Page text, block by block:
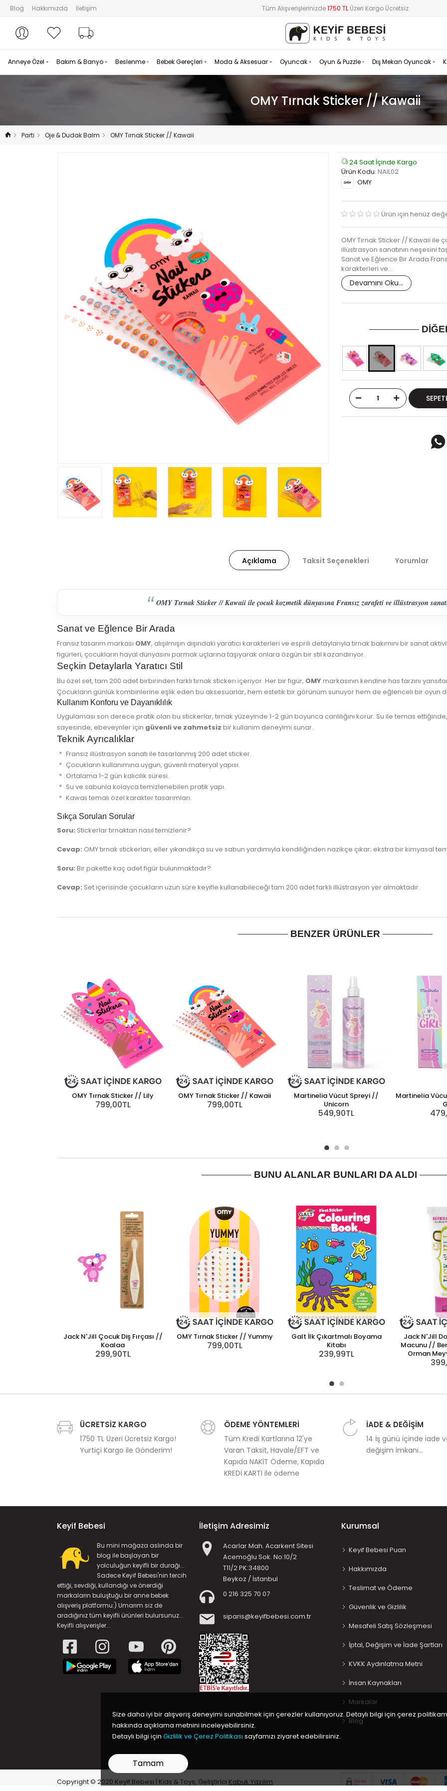
Blog Hakkımızda İletişim Tüm Alışverişlerinizde1750 TL Üzeri Kargo Ücretsiz
Hesabım
Hesabım Favorilerim
Anneye Özel Bakım & Banyo Beslenme Bebek Gereçleri Moda & Aksesuar Oyuncak Oyun & Puzzle Dış Mekan Oyuncak
OMY Tırnak Sticker // Kawaii
Parti Oje & Dudak Balm OMY Tırnak Sticker // Kawaii
24 Saat İçinde Kargo
Ürün Kodu: NAIL02
OMY
Ürün için henüz
OMY Tırnak Sticker // Kawaii ile
illüstrasyon sanatının neşesini
Sanat ve Eğlence Bir Arada
karakterleri ve…
Devamını Oku...
Açıklama Taksit Seçenekleri Yorumlar
OMY Tırnak Sticker // Kawaii ile çocuk kozmetik dünyasına Fransız zarafeti ve illüstrasyon
Sanat ve Eğlence Bir Arada
Fransız tasarım markası OMY, alışılmışın dışındaki yaratıcı karakterleri ve esprili detaylarıyla tırnak bakımını bir sanat
figürleri, çocukların hayal dünyasını parmak uçlarına taşıyarak onlara özgün bir stil kazandırıyor.
Seçkin Detaylarla Yaratıcı Stil
Bu özel set, tam 200 adet birbirinden farklı tırnak stickerı içeriyor. Her bir figür, OMY markasının kendine has tarzını
Çocukların günlük kombinlerine eşlik eden bu aksesuarlar, hem estetik bir görünüm sunuyor hem de eğlenceli bir oyun
Kullanım Konforu ve Dayanıklılık
Uygulaması son derece pratik olan bu stickerlar, tırnak yüzeyinde 1-2 gün boyunca canlılığını korur. Su ile temas
sayesinde, ebeveynler için güvenli ve zahmetsiz bir kullanım deneyimi sunar.
Teknik Ayrıcalıklar
Fransız illüstrasyon sanatı ile tasarlanmış 200 adet sticker.
Çocukların kullanımına uygun, güvenli materyal yapısı.
Ortalama 1-2 gün kalıcılık süresi.
Su ve sabunla kolayca temizlenebilen pratik yapı.
Kawaii temalı özel karakter tasarımları.
Sıkça Sorulan Sorular
Soru: Stickerlar tırnaktan nasıl temizlenir?
Cevap: OMY tırnak stickerları, eller yıkandıkça su ve sabun yardımıyla kendiliğinden nazikçe çıkar; ekstra bir kimyasal
Soru: Bir pakette kaç adet figür bulunmaktadır?
Cevap: Set içerisinde çocukların uzun süre keyifle kullanabileceği tam 200 adet farklı illüstrasyon yer almaktadır.
BENZER ÜRÜNLER
OMY Tırnak Sticker // Lily
799,00TL
OMY Tırnak Sticker // Kawaii
799,00TL
Martinelia Vücut Spreyi //
Unicorn
549,90TL
Martinelia
BUNU ALANLAR BUNLARI DA ALDI
Jack N'Jill Çocuk Diş Fırçası //
Koalaa
299,90TL
OMY Tırnak Sticker // Yummy
799,00TL
Galt İlk Çıkartmalı Boyama
Kitabı
239,99TL
Jack N'Jill
Macunu //
Orman
ÜCRETSİZ KARGO
1750 TL Üzeri Ücretsiz Kargo!
Yurtiçi Kargo ile Gönderim!
ÖDEME YÖNTEMLERİ
Tüm Kredi Kartlarına 12'ye
Varan Taksit, Havale/EFT ve
Kapıda NAKİT Ödeme, Kapıda
KREDİ KARTI ile ödeme
İADE & DEĞİŞİM
14 İş günü içinde iade
değişim imkanı...
Keyif Bebesi
Bu mini mağaza aslında bir
blog ile başlayan bir
yolculuğun keyifli bir durağı...
Sadece Keyif Bebesi'nin tercih
ettiği, sevdiği, kullandığı ve önerdiği
markaların buluştuğu bir anne bebek
alışveriş platformu:) Umarım siz de
aradığınız tüm keyifli ürünleri bulursunuz...
Keyifli alışverişler...
İletişim Adresimiz
Acarlar Mah. Acarkent Sitesi
Acemoğlu Sok. No:10/2
T11/2 PK:34800
Beykoz / İstanbul
0 216 325 70 07
siparis@keyifbebesi.com.tr
Kurumsal
Keyif Bebesi Puan
Hakkımızda
Teslimat ve Ödeme
Güvenlik ve Gizlilik
Mesafeli Satış Sözleşmesi
İptal, Değişim ve İade Şartları
KVKK Aydınlatma Metni
İnsan Kaynakları
Markalar
Blog
Copyright © 2020 Keyif Bebesi | Kids & Toys, Geliştirici Kabuk Yazılım
Size daha iyi bir alışveriş deneyimi sunabilmek için çerezler kullanıyoruz. Detaylı bilgi için çerez
hakkında açıklama metnini inceleyebilirsiniz.
Detaylı bilgi için Gizlilik ve Çerez Politikası sayfamızı ziyaret edebilirsiniz.
Tamam